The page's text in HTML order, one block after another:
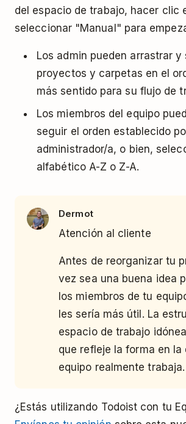
del espacio de trabajo, hacer clic
seleccionar "Manual" para
Los admin pueden arrastrar y
proyectos y carpetas en el
más sentido para su flujo de
Los miembros del equipo
seguir el orden establecido
administrador/a, o bien,
alfabético A-Z o Z-A.
Dermot
Atención al cliente
Antes de reorganizar tu
vez sea una buena idea
los miembros de tu
les sería más útil. La
espacio de trabajo
que refleje la forma en la
equipo realmente trabaja.
¿Estás utilizando Todoist con tu